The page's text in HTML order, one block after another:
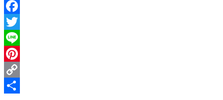
ズ
指
定
の
シ
ン
プ
ル
Facebook
Twitter
Line
Pinterest
Copy